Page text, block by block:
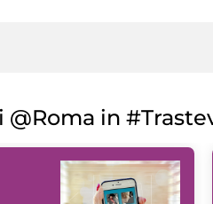
@Roma in